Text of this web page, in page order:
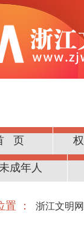
页
民道德
成年人
置 ： 浙江文明网